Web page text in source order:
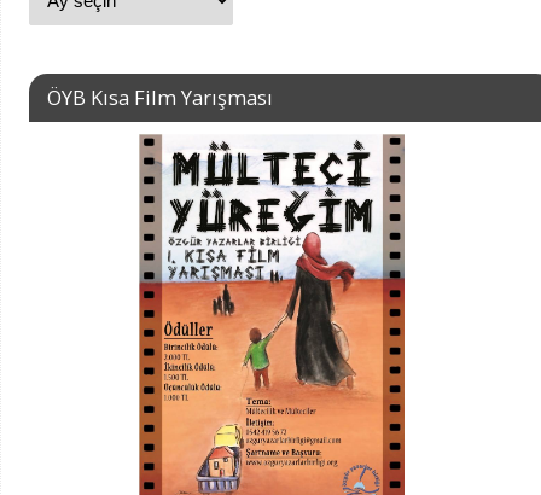
ÖYB Kısa Film Yarışması